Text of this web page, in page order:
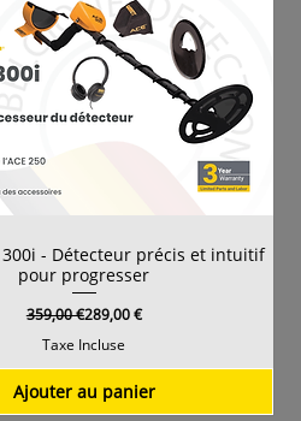
300i - Détecteur précis et intuitif
pour progresser
Prix original
359,00 €Prix promotionnel
289,00 €
Taxe Incluse
Ajouter au panier